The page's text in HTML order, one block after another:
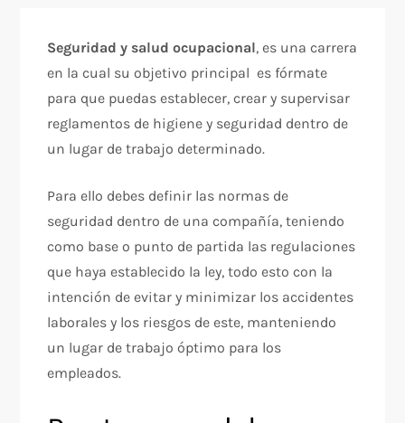
Seguridad y salud ocupacional, es una carrera
en la cual su objetivo principal es fórmate
para que puedas establecer, crear y supervisar
reglamentos de higiene y seguridad dentro de
un lugar de trabajo determinado.
Para ello debes definir las normas de
seguridad dentro de una compañía, teniendo
como base o punto de partida las regulaciones
que haya establecido la ley, todo esto con la
intención de evitar y minimizar los accidentes
laborales y los riesgos de este, manteniendo
un lugar de trabajo óptimo para los
empleados.